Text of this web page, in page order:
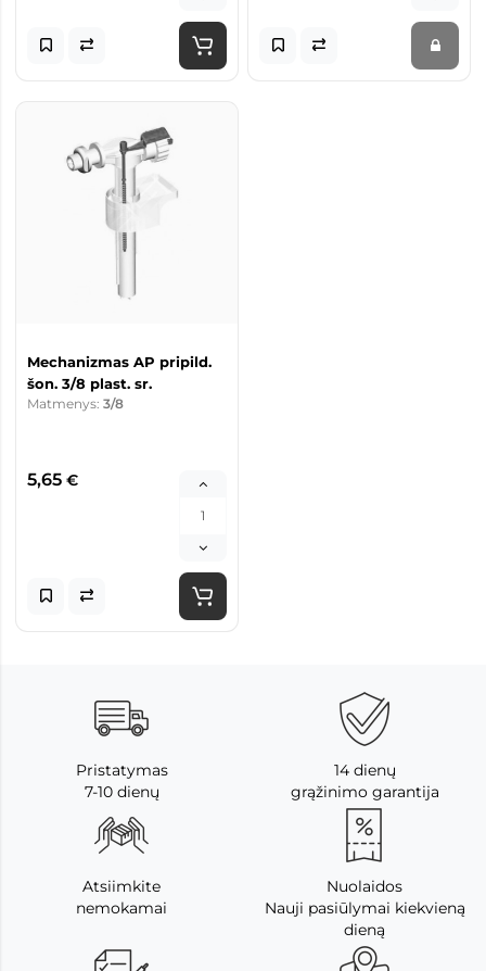
Mechanizmas AP pripild.
šon. 3/8 plast. sr.
Matmenys: 3/8
5,65 €
Pristatymas
7-10 dienų
14 dienų
grąžinimo garantija
Atsiimkite
nemokamai
Nuolaidos
Nauji pasiūlymai kiekvieną
dieną